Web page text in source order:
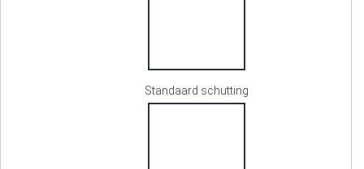
Standaard schutting